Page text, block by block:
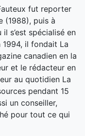
fut reporter
(1988), puis à
s’est spécialisé en
1994, il fondait La
canadien en la
et le rédacteur en
au quotidien La
pendant 15
un conseiller,
pour tout ce qui